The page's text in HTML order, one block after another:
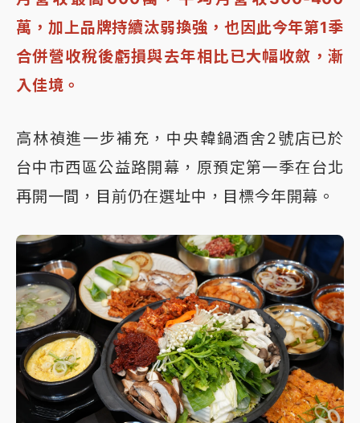
萬，加上品牌持續汰弱換強，也因此今年第1季
合併營收稅後虧損與去年相比已大幅收斂，漸
入佳境。
高林禎進一步補充，中央韓鍋酒舍2號店已於
台中市西區公益路開幕，原預定第一季在台北
再開一間，目前仍在選址中，目標今年開幕。